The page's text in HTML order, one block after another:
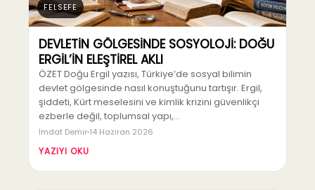
FELSEFE
DEVLETİN GÖLGESİNDE SOSYOLOJİ: DOĞU
ERGİL’İN ELEŞTİREL AKLI
ÖZET Doğu Ergil yazısı, Türkiye’de sosyal bilimin
devlet gölgesinde nasıl konuştuğunu tartışır. Ergil,
şiddeti, Kürt meselesini ve kimlik krizini güvenlikçi
ezberle değil, toplumsal yapı,…
İmdat Demir 14 Haziran 2026
YAZIYI OKU